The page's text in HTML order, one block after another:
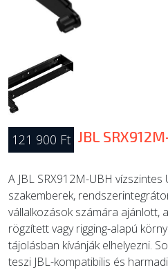
121 900 Ft JBL
A JBL SRX912M-UBH
szakemberek,
vállalkozások számára ajánlott,
rögzített vagy rigging-alapú
tájolásban kívánják elhelyezni.
teszi JBL-kompatibilis és